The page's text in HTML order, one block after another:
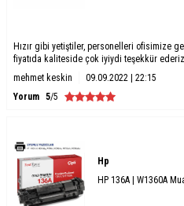
Hızır gibi yetiştiler, personelleri ofisimize
fiyatıda kaliteside çok iyiydi teşekkür ederiz.
mehmet keskin
09.09.2022 | 22:15
Yorum 5/5
Hp
HP 136A | W1360A